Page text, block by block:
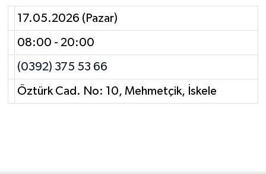
17.05.2026 (Pazar)
08:00 - 20:00
(0392) 375 53 66
Öztürk Cad. No: 10, Mehmetçik, İskele